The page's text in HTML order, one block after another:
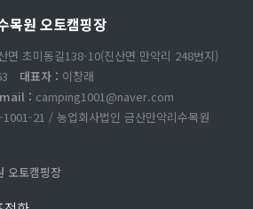
목원 오토캠핑장
면 초미동길138-10(진산면 만악리 248번지)
대표자 : 이창래
: camping1001@naver.com
21 / 농업회사법인 금산만악리수목원
오토캠핑장